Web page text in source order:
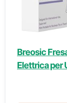
Breosic
Elettrica per